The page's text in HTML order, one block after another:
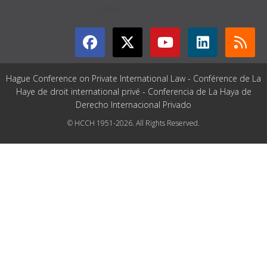
Hague Conference on Private International Law - Conférence de La
Haye de droit international privé - Conferencia de La Haya de
Derecho Internacional Privado
© HCCH 1951-2026. All Rights Reserved.